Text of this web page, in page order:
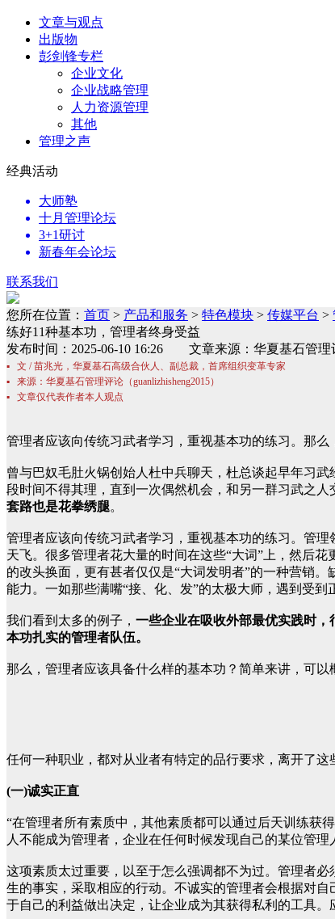
文章与观点
出版物
彭剑锋专栏
企业文化
企业战略管理
人力资源管理
其他
管理之声
经典活动
大师塾
十月管理论坛
3+1研讨
新春年会论坛
联系我们
您所在位置： 首页 > 产品和服务 > 特色模块 > 传媒平台 >
练好11种基本功，管理者终身受益
发布时间：2025-06-10 16:26 文章来源：华夏基
▪ 文 / 苗兆光，华夏基石高级合伙人、副总裁，首席组织变革专家
▪ 来源：华夏基石管理评论（guanlizhisheng2015）
▪ 文章仅代表作者本人观点
管理者应该向传统习武者学习，重视基本功的练习。那
曾与巴奴毛肚火锅创始人杜中兵聊天，杜总谈起早年习
段时间不得其理，直到一次偶然机会，和另一群习武之人
套路也是花拳绣腿。
管理者应该向传统习武者学习，重视基本功的练习。管
天飞。很多管理者花大量的时间在这些“大词”上，然后
的改头换面，更有甚者仅仅是“大词发明者”的一种营销
能力。一如那些满嘴“接、化、发”的太极大师，遇到受到
我们看到太多的例子， 一些企业在吸收外部最优实践时
本功扎实的管理者队伍。
那么，管理者应该具备什么样的基本功？简单来讲，可以
任何一种职业，都对从业者有特定的品行要求，离开了
(一)诚实正直
“在管理者所有素质中，其他素质都可以通过后天训练获
人不能成为管理者，企业在任何时候发现自己的某位管
这项素质太过重要，以至于怎么强调都不为过。管理者
生的事实，采取相应的行动。不诚实的管理者会根据对
于自己的利益做出决定，让企业成为其获得私利的工具